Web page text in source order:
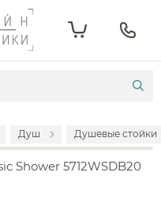
Душ Душевые стойки
Shower 5712WSDB20